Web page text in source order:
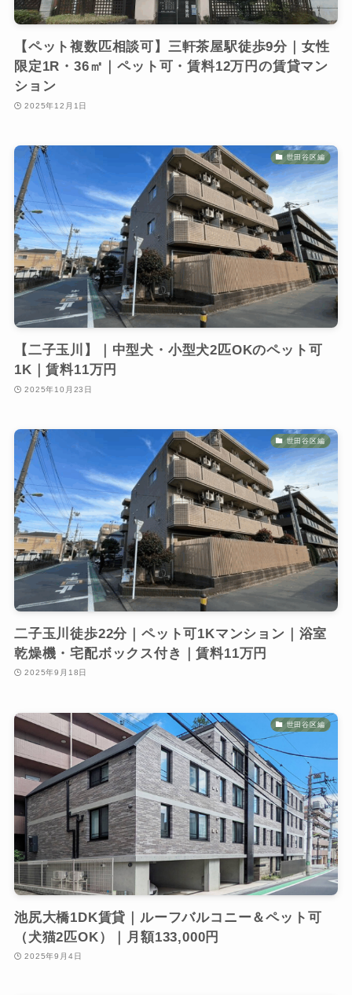
【ペット複数匹相談可】三軒茶屋駅徒歩9分｜女性
限定1R・36㎡｜ペット可・賃料12万円の賃貸マン
ション
2025年12月1日
世田谷区編
【二子玉川】｜中型犬・小型犬2匹OKのペット可
1K｜賃料11万円
2025年10月23日
世田谷区編
二子玉川徒歩22分｜ペット可1Kマンション｜浴室
乾燥機・宅配ボックス付き｜賃料11万円
2025年9月18日
世田谷区編
池尻大橋1DK賃貸｜ルーフバルコニー＆ペット可
（犬猫2匹OK）｜月額133,000円
2025年9月4日